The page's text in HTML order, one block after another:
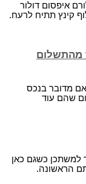
איפסום דולור
קינץ תתיח לרעח.
מהתשלום
מדובר בנכס
שהם עוד
למשתכן כשגם כאן
הראשונה.